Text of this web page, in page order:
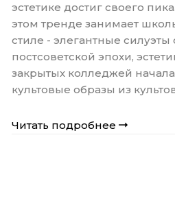
эстетике достиг своего
этом тренде занимает
стиле - элегантные
постсоветской эпохи,
закрытых колледжей начала
культовые образы из
Читать подробнее